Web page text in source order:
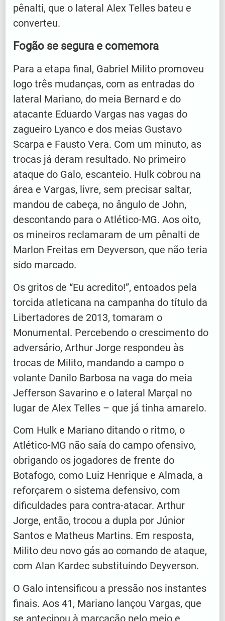
pênalti, que o lateral Alex Telles bateu e
converteu.
Fogão se segura e comemora
Para a etapa final, Gabriel Milito promoveu
logo três mudanças, com as entradas do
lateral Mariano, do meia Bernard e do
atacante Eduardo Vargas nas vagas do
zagueiro Lyanco e dos meias Gustavo
Scarpa e Fausto Vera. Com um minuto, as
trocas já deram resultado. No primeiro
ataque do Galo, escanteio. Hulk cobrou na
área e Vargas, livre, sem precisar saltar,
mandou de cabeça, no ângulo de John,
descontando para o Atlético-MG. Aos oito,
os mineiros reclamaram de um pênalti de
Marlon Freitas em Deyverson, que não teria
sido marcado.
Os gritos de “Eu acredito!”, entoados pela
torcida atleticana na campanha do título da
Libertadores de 2013, tomaram o
Monumental. Percebendo o crescimento do
adversário, Arthur Jorge respondeu às
trocas de Milito, mandando a campo o
volante Danilo Barbosa na vaga do meia
Jefferson Savarino e o lateral Marçal no
lugar de Alex Telles – que já tinha amarelo.
Com Hulk e Mariano ditando o ritmo, o
Atlético-MG não saía do campo ofensivo,
obrigando os jogadores de frente do
Botafogo, como Luiz Henrique e Almada, a
reforçarem o sistema defensivo, com
dificuldades para contra-atacar. Arthur
Jorge, então, trocou a dupla por Júnior
Santos e Matheus Martins. Em resposta,
Milito deu novo gás ao comando de ataque,
com Alan Kardec substituindo Deyverson.
O Galo intensificou a pressão nos instantes
finais. Aos 41, Mariano lançou Vargas, que
se antecipou à marcação pelo meio e